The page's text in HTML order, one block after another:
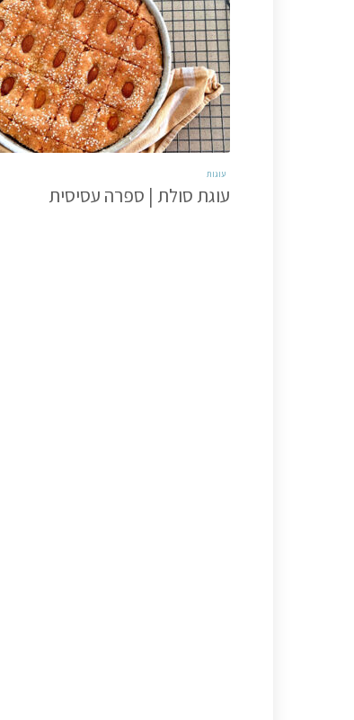
עוגות
עוגת סולת | ספרה עסיסית